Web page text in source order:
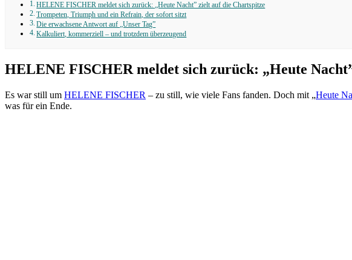
HELENE FISCHER meldet sich zurück: „Heute Nacht” zielt auf die Chartspitze
Trompeten, Triumph und ein Refrain, der sofort sitzt
Die erwachsene Antwort auf „Unser Tag”
Kalkuliert, kommerziell – und trotzdem überzeugend
HELENE FISCHER meldet sich zurück: „Heute
Es war still um HELENE FISCHER – zu still, wie viele Fans fanden. Doch mit „Heute
was für ein Ende.